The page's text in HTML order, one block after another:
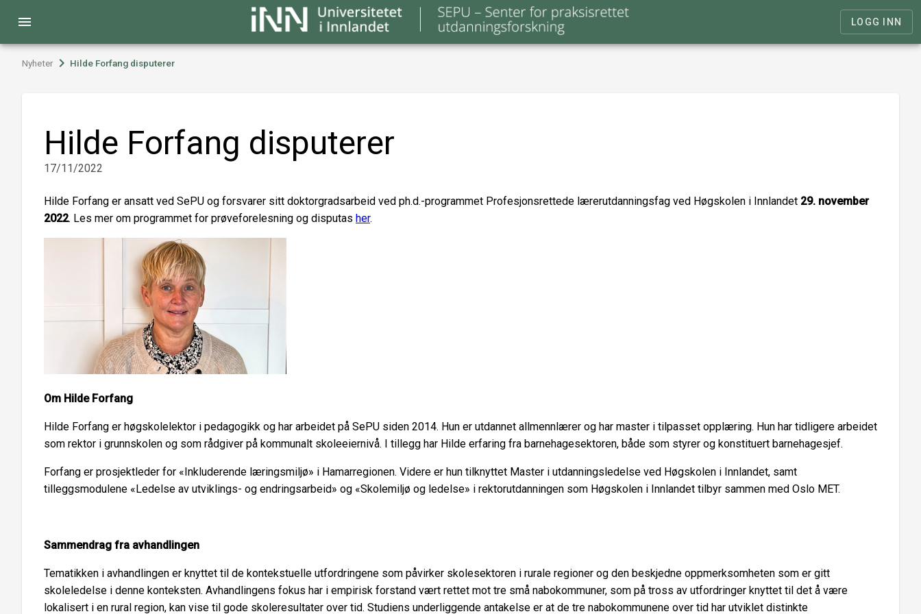
menu LOGG INN
Nyheter chevron_right Hilde Forfang disputerer
Hilde Forfang disputerer
17/11/2022
Hilde Forfang er ansatt ved SePU og forsvarer sitt doktorgradsarbeid ved ph.d.-programmet Profesjonsrettede lærerutdanningsfag ved Høgskolen i Innlandet 29. november
2022. Les mer om programmet for prøveforelesning og disputas her.
Om Hilde Forfang
Hilde Forfang er høgskolelektor i pedagogikk og har arbeidet på SePU siden 2014. Hun er utdannet allmennlærer og har master i tilpasset opplæring. Hun har tidligere arbeidet
som rektor i grunnskolen og som rådgiver på kommunalt skoleeiernivå. I tillegg har Hilde erfaring fra barnehagesektoren, både som styrer og konstituert barnehagesjef.
Forfang er prosjektleder for «Inkluderende læringsmiljø» i Hamarregionen. Videre er hun tilknyttet Master i utdanningsledelse ved Høgskolen i Innlandet, samt
tilleggsmodulene «Ledelse av utviklings- og endringsarbeid» og «Skolemiljø og ledelse» i rektorutdanningen som Høgskolen i Innlandet tilbyr sammen med Oslo MET.
Sammendrag fra avhandlingen
Tematikken i avhandlingen er knyttet til de kontekstuelle utfordringene som påvirker skolesektoren i rurale regioner og den beskjedne oppmerksomheten som er gitt
skoleledelse i denne konteksten. Avhandlingens fokus har i empirisk forstand vært rettet mot tre små nabokommuner, som på tross av utfordringer knyttet til det å være
lokalisert i en rural region, kan vise til gode skoleresultater over tid. Studiens underliggende antakelse er at de tre nabokommunene over tid har utviklet distinkte